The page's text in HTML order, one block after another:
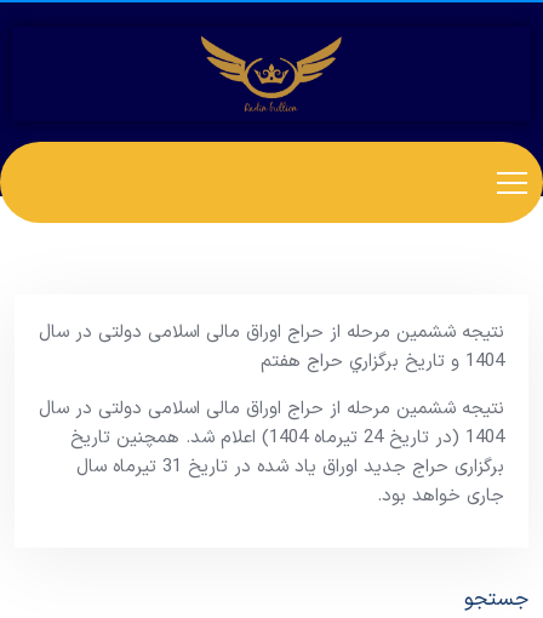
نتیجه ششمین مرحله از حراج اوراق مالی اسلامی دولتی در سال
1404 و تاریخ برگزاري حراج هفتم
نتیجه ششمین مرحله از حراج اوراق مالی اسلامی دولتی در سال
1404 (در تاریخ 24 تیرماه 1404) اعلام شد. همچنین تاریخ
برگزاری حراج جدید اوراق یاد شده در تاریخ 31 تیرماه سال
جاری خواهد بود.
جستجو